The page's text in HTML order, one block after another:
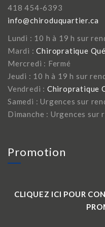
418 454-6393
info@chiroduquartier.ca
Lundi : 10 h à 19 h sur
Mardi :Chiropratique
Mercredi : Fermé
Jeudi : 10 h à 19 h sur
Vendredi : Chiropratique
Samedi : Urgences sur
Dimanche : Urgences sur
Promotion
CLIQUEZ ICI POUR